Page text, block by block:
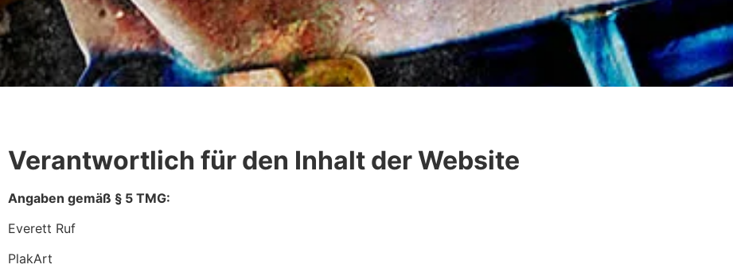
Verantwortlich für den Inhalt der Website
Angaben gemäß § 5 TMG:
Everett Ruf
PlakArt